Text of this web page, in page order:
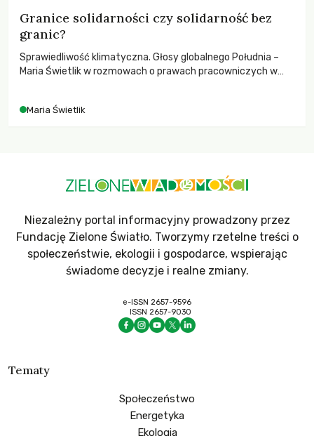
Granice solidarności czy solidarność bez
granic?
Sprawiedliwość klimatyczna. Głosy globalnego Południa –
Maria Świetlik w rozmowach o prawach pracowniczych w
Maria Świetlik
Niezależny portal informacyjny prowadzony przez
Fundację Zielone Światło. Tworzymy rzetelne treści o
społeczeństwie, ekologii i gospodarce, wspierając
świadome decyzje i realne zmiany.
e-ISSN 2657-9596
ISSN 2657-9030
Tematy
Społeczeństwo
Energetyka
Ekologia